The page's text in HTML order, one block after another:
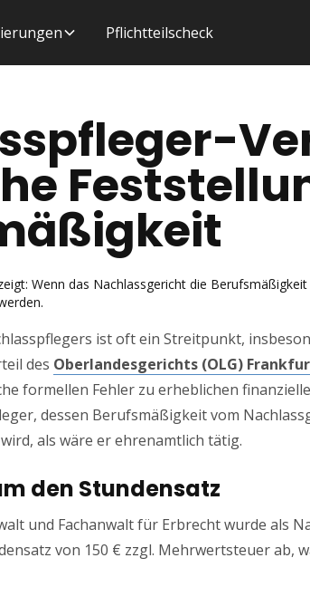
Pflichtteilscheck
Wenn das Nachlassgericht die
ist oft ein Streitpunkt,
des Oberlandesgerichts (OLG)
formellen Fehler zu erheblichen
dessen Berufsmäßigkeit vom
als wäre er ehrenamtlich tätig.
den Stundensatz
und Fachanwalt für Erbrecht wurde als
von 150 € zzgl. Mehrwertsteuer ab,